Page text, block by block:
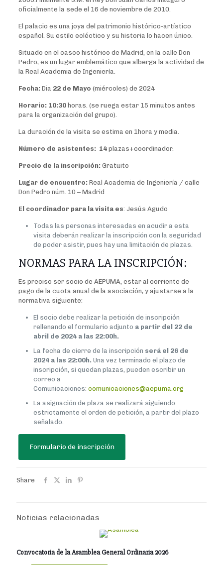
oficialmente la sede el 16 de noviembre de 2010.
El palacio es una joya del patrimonio histórico-artístico
español. Su estilo ecléctico y su historia lo hacen único.
Situado en el casco histórico de Madrid, en la calle Don
Pedro, es un lugar emblemático que alberga la actividad de
la Real Academia de Ingeniería.
Fecha: Dia 22 de Mayo (miércoles) de 2024
Horario: 10:30horas. (se ruega estar 15 minutos antes
para la organización del grupo).
La duración de la visita se estima en 1hora y media.
Número de asistentes:14plazas+coordinador.
Precio de la inscripción:Gratuito
Lugar de encuentro:Real Academia de Ingeniería / calle
Don Pedro núm. 10 – Madrid
El coordinador para la visita es: Jesús Agudo
Todas las personas interesadas en acudir a esta
visita deberán realizar la inscripción con la seguridad
de poder asistir, pues hay una limitación de plazas.
NORMAS PARA LA INSCRIPCIÓN:
Es preciso ser socio de AEPUMA, estar al corriente de
pago de la cuota anual de la asociación, y ajustarse a la
normativa siguiente:
El socio debe realizar la petición de inscripción
rellenando el formulario adjunto a partir del 22 de
abril de 2024 a las 22:00h.
La fecha de cierre de la inscripción será el 26 de
2024 a las 22:00h. Una vez terminado el plazo de
inscripción, si quedan plazas, pueden escribir un
correo a
Comunicaciones: comunicaciones@aepuma.org
La asignación de plaza se realizará siguiendo
estrictamente el orden de petición, a partir del plazo
señalado.
Formulario de inscripción
Share
Noticias relacionadas
Convocatoria de la Asamblea General Ordinaria 2026